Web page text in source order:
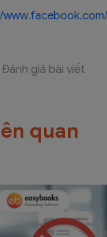
Đánh giá bài viết
quan